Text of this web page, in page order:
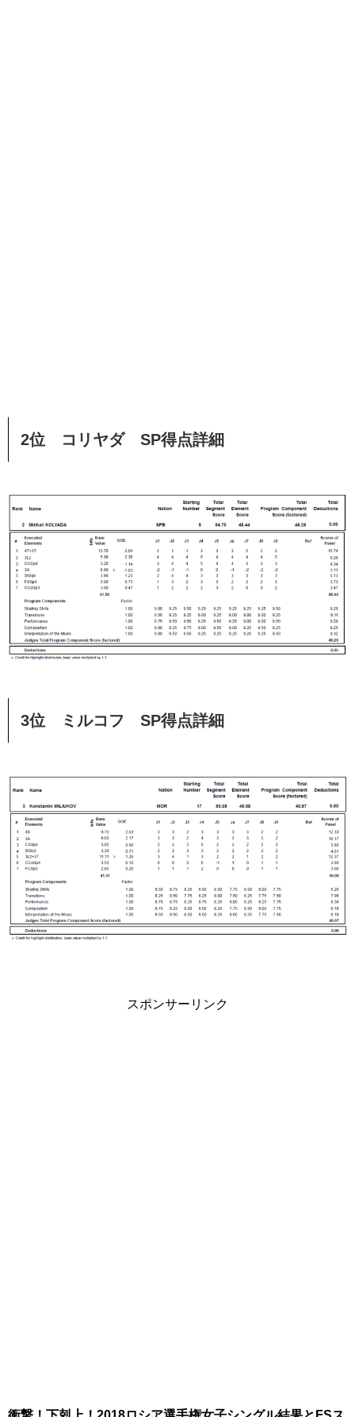
2位 コリヤダ SP得点詳細
3位 ミルコフ SP得点詳細
スポンサーリンク